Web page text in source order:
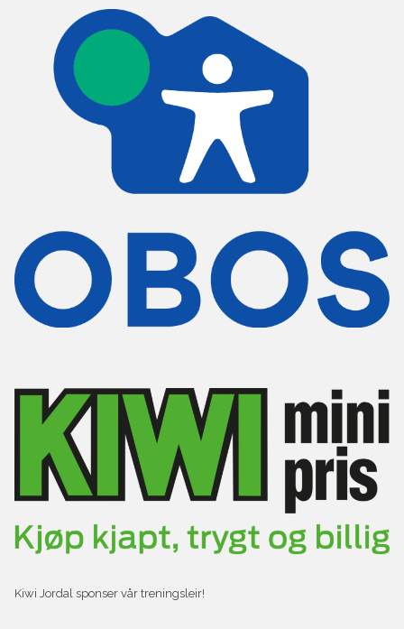
Kiwi Jordal sponser vår treningsleir!